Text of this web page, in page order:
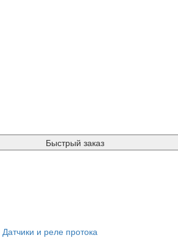
Быстрый заказ
Датчики и реле протока